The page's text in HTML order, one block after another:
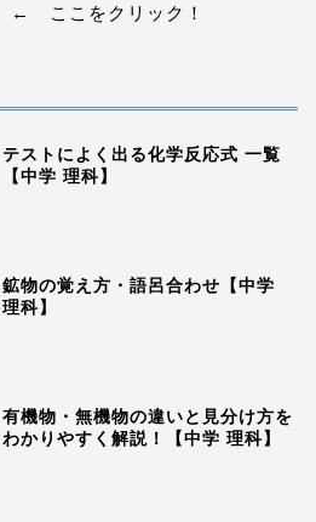
← ここをクリック！
テストによく出る化学反応式 一覧
【中学 理科】
鉱物の覚え方・語呂合わせ【中学
理科】
有機物・無機物の違いと見分け方を
わかりやすく解説！【中学 理科】